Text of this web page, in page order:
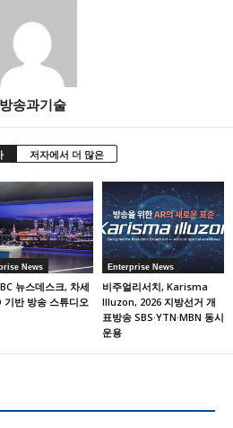
방송과기술
저자에서 더 많은
News
뉴스데스크, 차세
기반 방송 스튜디오
Enterprise News
비주얼리서치, Karisma
Illuzon, 2026 지방선거 개
표방송 SBS·YTN·MBN 동시
운용